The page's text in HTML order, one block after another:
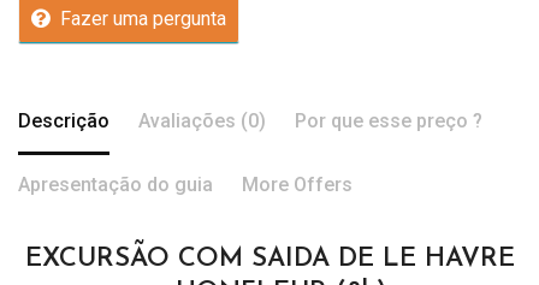
Fazer uma pergunta
Descrição Avaliações (0) Por que esse preço ?
Apresentação do guia More Offers
EXCURSÃO COM SAIDA DE LE HAVRE